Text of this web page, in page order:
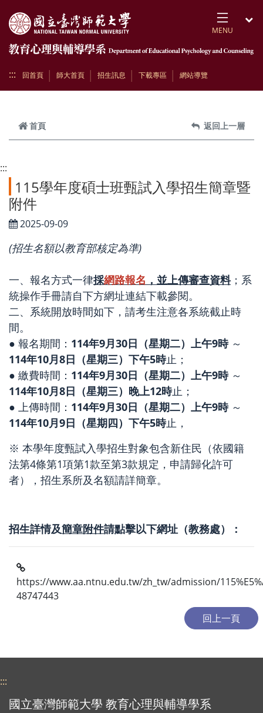
MENU
::: 回首頁 師大首頁 招生訊息 下載專區 網站導覽
首頁 返回上一層
:::
115學年度碩士班甄試入學招生簡章暨
附件
2025-09-09
(招生名額以教育部核定為準)
一、報名方式一律採網路報名 ，並上傳審查資料；系
統操作手冊請自下方網址連結下載參閱。
二、系統開放時間如下，請考生注意各系統截止時
間。
● 報名期間： 114年9月30日（星期二）上午9時～
114年10月8日（星期三）下午5時止；
● 繳費時間： 114年9月30日（星期二）上午9時～
114年10月8日（星期三）晚上12時止；
● 上傳時間： 114年9月30日（星期二）上午9時～
114年10月9日（星期四）下午5時止，
※ 本學年度甄試入學招生對象包含新住民（依國籍
法第4條第1項第1款至第3款規定，申請歸化許可
者），招生系所及名額請詳簡章。
招生詳情及簡章附件請點擊以下網址（教務處）：
https://www.aa.ntnu.edu.tw/zh_tw/admission/
48747443
:::
國立臺灣師範大學 教育心理與輔導學系